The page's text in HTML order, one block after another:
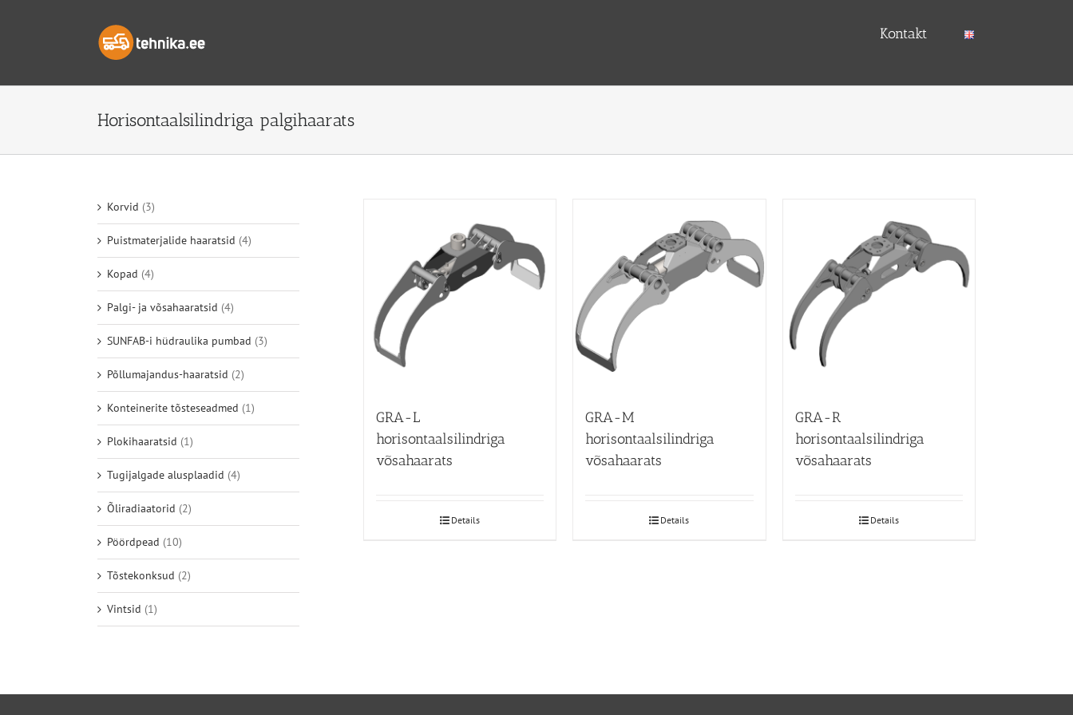
Kontakt
Horisontaalsilindriga palgihaarats
GRA-L
horisontaalsilindriga
võsahaarats
Details
GRA-M
horisontaalsilindriga
võsahaarats
Details
GRA-R
horisontaalsilindriga
võsahaarats
Details
Korvid (3)
Puistmaterjalide haaratsid (4)
Kopad (4)
Palgi- ja võsahaaratsid (4)
SUNFAB-i hüdraulika pumbad (3)
Põllumajandus-haaratsid (2)
Konteinerite tõsteseadmed (1)
Plokihaaratsid (1)
Tugijalgade alusplaadid (4)
Õliradiaatorid (2)
Pöördpead (10)
Tõstekonksud (2)
Vintsid (1)